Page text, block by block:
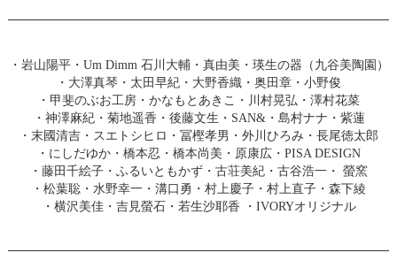
・ 岩山陽平・ Um Dimm 石川大輔・真由美 ・ 瑛生の器（九谷美陶園）
・ 大澤真琴 ・ 太田早紀 ・ 大野香織 ・ 奥田章 ・ 小野俊
・ 甲斐のぶお工房 ・ かなもとあきこ ・ 川村晃弘 ・ 澤村花菜
・ 神澤麻紀・ 菊地遥香 ・ 後藤文生 ・ SAN& ・ 島村ナナ ・ 紫蓮
・ 末國清吉 ・ スエトシヒロ ・ 冨樫孝男 ・ 外川ひろみ ・ 長尾徳太郎
・ にしだゆか ・ 橋本忍 ・ 橋本尚美 ・ 原康広 ・ PISA DESIGN
・ 藤田千絵子 ・ ふるいともかず ・ 古荘美紀 ・ 古谷浩一 ・ 螢窯
・ 松葉聡 ・ 水野幸一 ・ 溝口勇 ・ 村上慶子 ・ 村上直子 ・ 森下綾
・ 横沢美佳・ 吉見螢石・ 若生沙耶香 ・ IVORYオリジナル